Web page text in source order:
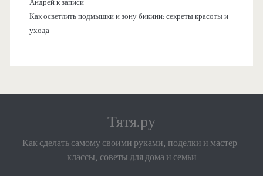
Андрейк записи
Как осветлить подмышки и зону бикини: секреты красоты и
ухода
Тятя.ру
Как сделать самому своими руками, поделки и мастер-
классы, советы для дома и семьи